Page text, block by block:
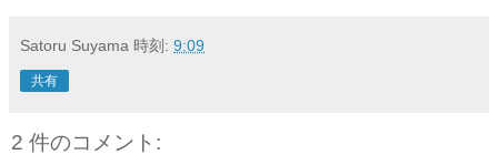
Satoru Suyama 時刻: 9:09
共有
2 件のコメント: